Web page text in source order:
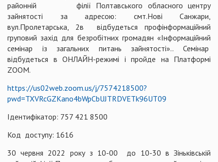
районній філії Полтавського обласного центру
зайнятості за адресою: смт.Нові Санжари,
вул.Пролетарська, 2в відбудеться профінформаційний
груповий захід для безробітних громадян «Інформаційний
семінар із загальних питань зайнятості».. Семінар
відбудеться в ОНЛАЙН-режимі і пройде на Платформі
ZOOM.
https://us02web.zoom.us/j/7574218500?
pwd=TXVRcGZKano4bWpCbUJTRDVETk96UT09
Ідентифікатор: 757 421 8500
Код доступу: 1616
30 червня 2022 року з 10-00 до 10-30 в Зіньківській